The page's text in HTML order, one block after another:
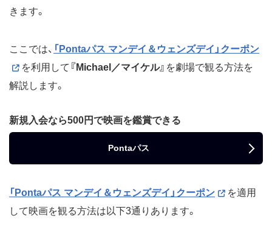
きます。
ここでは、 「Pontaパス マンデイ＆ウェンズデイ」クーポン
を利用して 『Michael／マイケル』 を劇場で観る方法を
解説します。
新規入会なら500円で映画を鑑賞できる
Pontaパス
「Pontaパス マンデイ＆ウェンズデイ」クーポン
を適用
して映画を観る方法は以下3通りあります。